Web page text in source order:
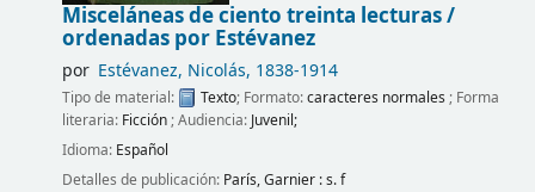
Misceláneas de ciento treinta lecturas /
ordenadas por Estévanez
por Estévanez, Nicolás, 1838-1914
Tipo de material: Texto; Formato:caracteres normales ; Forma
literaria: Ficción ; Audiencia: Juvenil;
Idioma: Español
Detalles de publicación: París,Garnier :s. f